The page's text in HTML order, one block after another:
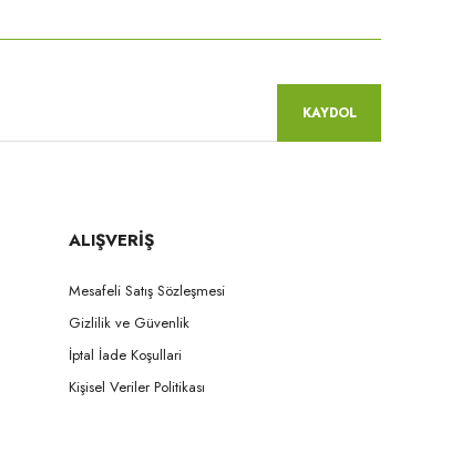
KAYDOL
ALIŞVERİŞ
Mesafeli Satış Sözleşmesi
Gizlilik ve Güvenlik
İptal İade Koşullari
Kişisel Veriler Politikası